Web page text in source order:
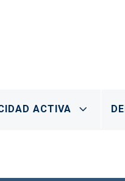
ACTIVA